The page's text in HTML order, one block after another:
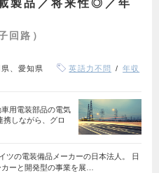
製品／将来性◎／年
回路）
、愛知県 英語力不問
年収
用電装部品の電気
携しながら、グロ
ツの電装備品メーカーの日本法人。 日
ーと開発型の事業を展…